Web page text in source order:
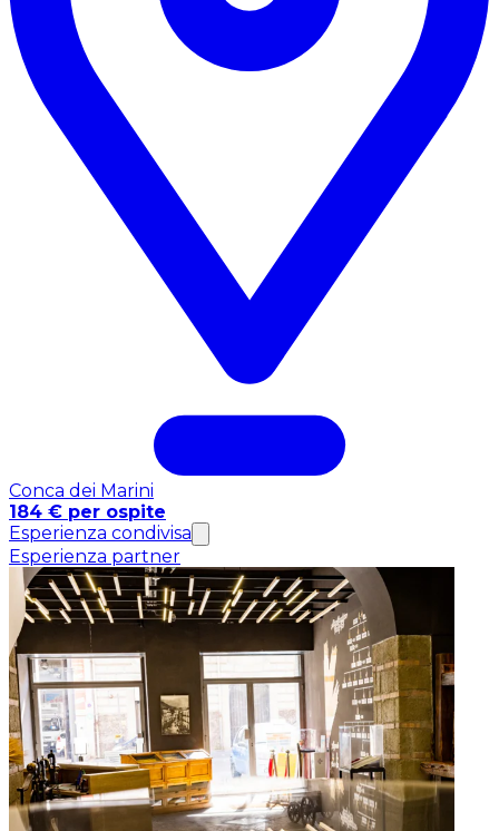
Conca dei Marini
184 € per ospite
Esperienza condivisa
Esperienza partner